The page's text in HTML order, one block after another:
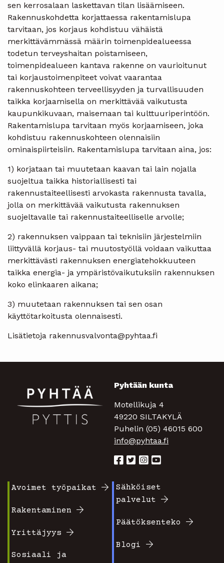
sen kerrosalaan laskettavan tilan lisäämiseen.
Rakennuskohdetta korjattaessa rakentamislupa
tarvitaan, jos korjaus kohdistuu vähäistä
merkittävämmässä määrin toimenpidealueessa
todetun terveyshaitan poistamiseen,
toimenpidealueen kantava rakenne on vaurioitunut
tai korjaustoimenpiteet voivat vaarantaa
rakennuskohteen terveellisyyden ja turvallisuuden
taikka korjaamisella on merkittävää vaikutusta
kaupunkikuvaan, maisemaan tai kulttuuriperintöön.
Rakentamislupa tarvitaan myös korjaamiseen, joka
kohdistuu rakennuskohteen olennaisiin
ominaispiirteisiin. Rakentamislupa tarvitaan aina, jos:
1) korjataan tai muutetaan kaavan tai lain nojalla
suojeltua taikka historiallisesti tai
rakennustaiteellisesti arvokasta rakennusta tavalla,
jolla on merkittävää vaikutusta rakennuksen
suojeltavalle tai rakennustaiteelliselle arvolle;
2) rakennuksen vaippaan tai teknisiin järjestelmiin
liittyvällä korjaus- tai muutostyöllä voidaan vaikuttaa
merkittävästi rakennuksen energiatehokkuuteen
taikka energia- ja ympäristövaikutuksiin rakennuksen
koko elinkaaren aikana;
3) muutetaan rakennuksen tai sen osan
käyttötarkoitusta olennaisesti.
Lisätietoja rakennusvalvonta@pyhtaa.fi
Pyhtään kunta
Motellikuja 4
49220 SILTAKYLÄ
Puhelin (05) 46015 600
info@pyhtaa.fi
valikko
1
Avoimet työpaikat
Rakentaminen
Yrittäjyys
Sosiaali ja
Footer
2
Sähköiset
palvelut
Päätöksenteko
Blogi